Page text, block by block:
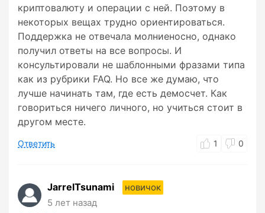
криптовалюту и операции с ней. Поэтому в
некоторых вещах трудно ориентироваться.
Поддержка не отвечала молниеносно, однако
получил ответы на все вопросы. И
консультировали не шаблонными фразами типа
как из рубрики FAQ. Но все же думаю, что
лучше начинать там, где есть демосчет. Как
говориться ничего личного, но учиться стоит в
другом месте.
Ответить 1 0
JarrelTsunami
новичок
5 лет назад